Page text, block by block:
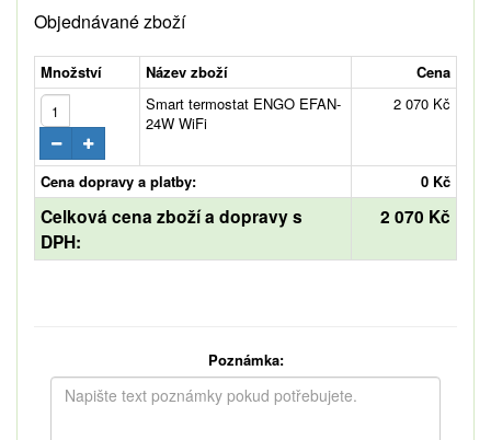
Objednávané zboží
Množství Název zboží
Cena
Smart termostat ENGO EFAN-
24W WiFi
2 070 Kč
Cena dopravy a platby: 0 Kč
Celková cena zboží a dopravy s
DPH:
2 070 Kč
Poznámka: